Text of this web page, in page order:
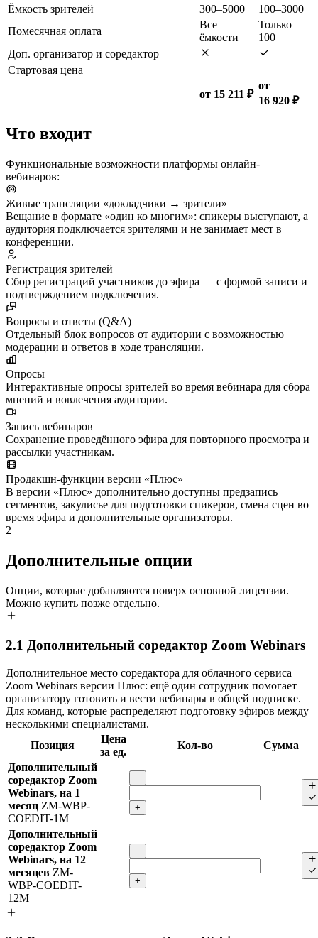
Ёмкость зрителей
300–5000
100–3000
Помесячная оплата
Все
ёмкости
Только
100
Доп. организатор и соредактор
Стартовая цена
от 15 211 ₽
от
16 920 ₽
Что входит
Функциональные возможности платформы онлайн-
вебинаров:
Живые трансляции «докладчики → зрители»
Вещание в формате «один ко многим»: спикеры выступают, а
аудитория подключается зрителями и не занимает мест в
конференции.
Регистрация зрителей
Сбор регистраций участников до эфира — с формой записи и
подтверждением подключения.
Вопросы и ответы (Q&A)
Отдельный блок вопросов от аудитории с возможностью
модерации и ответов в ходе трансляции.
Опросы
Интерактивные опросы зрителей во время вебинара для сбора
мнений и вовлечения аудитории.
Запись вебинаров
Сохранение проведённого эфира для повторного просмотра и
рассылки участникам.
Продакшн-функции версии «Плюс»
В версии «Плюс» дополнительно доступны предзапись
сегментов, закулисье для подготовки спикеров, смена сцен во
время эфира и дополнительные организаторы.
2
Дополнительные опции
Опции, которые добавляются поверх основной лицензии.
Можно купить позже отдельно.
2.1 Дополнительный соредактор Zoom Webinars
Дополнительное место соредактора для облачного сервиса
Zoom Webinars версии Плюс: ещё один сотрудник помогает
организатору готовить и вести вебинары в общей подписке.
Для команд, которые распределяют подготовку эфиров между
несколькими специалистами.
Позиция
Цена
за ед.
Кол-во
Сумма
Дополнительный
соредактор Zoom
Webinars, на 1
месяц ZM-WBP-
COEDIT-1M
−
+
Дополнительный
соредактор Zoom
Webinars, на 12
месяцев ZM-
WBP-COEDIT-
12M
−
+